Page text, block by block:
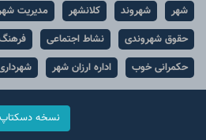
شهر شهروند کلانشهر مدیریت
حقوق شهروندی
نشاط اجتماعی
حکمرانی خوب
اداره ارزان شهر
نسخه دسکتاپ